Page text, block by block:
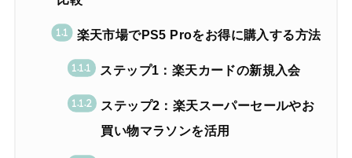
楽天市場でPS5 Proをお得に購入する方法
ステップ1：楽天カードの新規入会
ステップ2：楽天スーパーセールやお
買い物マラソンを活用